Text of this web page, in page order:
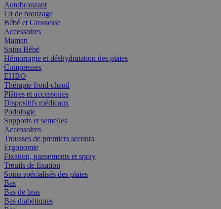
Autobronzant
Lit de bronzage
Bébé et Grossesse
Accessoires
Maman
Soins Bébé
Hémorragie et déshydratation des plaies
Compresses
EHBO
Thérapie froid-chaud
Plâtres et accessoires
Dispositifs médicaux
Podologie
Supports et semelles
Accessoires
Trousses de premiers secours
Ergonomie
Fixation, pansements et spray
Treuils de fixation
Soins spécialisés des plaies
Bas
Bas de bras
Bas diabétiques